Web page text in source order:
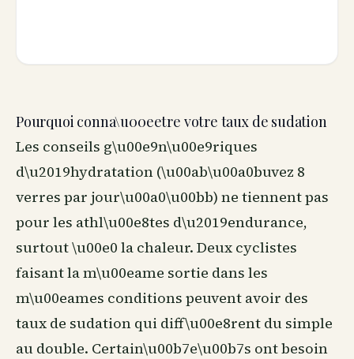
Pourquoi conna\u00eetre votre taux de sudation
Les conseils g\u00e9n\u00e9riques
d\u2019hydratation (\u00ab\u00a0buvez 8
verres par jour\u00a0\u00bb) ne tiennent pas
pour les athl\u00e8tes d\u2019endurance,
surtout \u00e0 la chaleur. Deux cyclistes
faisant la m\u00eame sortie dans les
m\u00eames conditions peuvent avoir des
taux de sudation qui diff\u00e8rent du simple
au double. Certain\u00b7e\u00b7s ont besoin